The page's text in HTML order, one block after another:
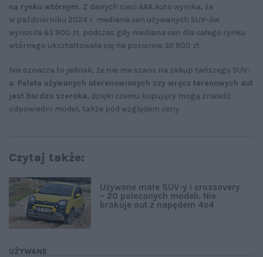
na rynku wtórnym. Z danych sieci AAA Auto wynika, że
w październiku 2024 r. mediana cen używanych SUV-ów
wynosiła 63 900 zł, podczas gdy mediana cen dla całego rynku
wtórnego ukształtowała się na poziomie 32 900 zł.
Nie oznacza to jednak, że nie ma szans na zakup tańszego SUV-
a. Paleta używanych uterenowionych czy wręcz terenowych aut
jest bardzo szeroka, dzięki czemu kupujący mogą znaleźć
odpowiedni model, także pod względem ceny.
Czytaj także:
UŻYWANE
Używane małe SUV-y i crossovery
– 20 polecanych modeli. Nie
brakuje aut z napędem 4x4